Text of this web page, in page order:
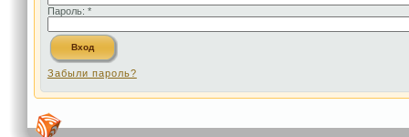
Пароль: *
Забыли пароль?